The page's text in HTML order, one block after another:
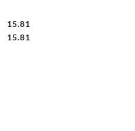
Cena:
15.81
Cena:
15.81